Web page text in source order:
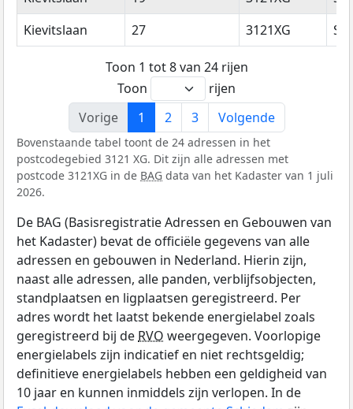
Kievitslaan
27 3121XG
Toon 1 tot 8 van 24 rijen
Toon
rijen
Vorige
1 2 3 Volgende
Bovenstaande tabel toont de 24 adressen in het
postcodegebied 3121 XG. Dit zijn alle adressen met
postcode 3121XG in de BAG data van het Kadaster van 1 juli
2026.
De BAG (Basisregistratie Adressen en Gebouwen van
het Kadaster) bevat de officiële gegevens van alle
adressen en gebouwen in Nederland. Hierin zijn,
naast alle adressen, alle panden, verblijfsobjecten,
standplaatsen en ligplaatsen geregistreerd. Per
adres wordt het laatst bekende energielabel zoals
geregistreerd bij de RVO weergegeven. Voorlopige
energielabels zijn indicatief en niet rechtsgeldig;
definitieve energielabels hebben een geldigheid van
10 jaar en kunnen inmiddels zijn verlopen. In de